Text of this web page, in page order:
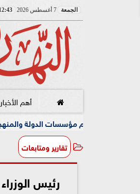
الجمعة 7 أغسطس 2026 12:43
أهم الأخبار
الدولة والمنهج الصوفي ملتزم
تقارير ومتابعات
رئيس